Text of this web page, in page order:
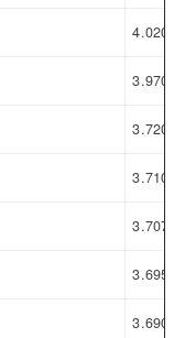
4.020
3.970
3.720
3.710
3.707
3.695
3.690